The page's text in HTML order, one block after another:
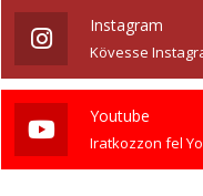
Instagram
Kövesse
Youtube
Iratkozzon fel